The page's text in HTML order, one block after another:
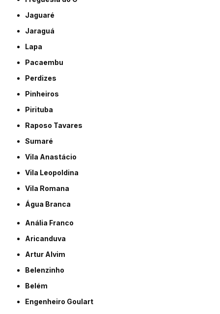
Jaguaré
Jaraguá
Lapa
Pacaembu
Perdizes
Pinheiros
Pirituba
Raposo Tavares
Sumaré
Vila Anastácio
Vila Leopoldina
Vila Romana
Água Branca
Anália Franco
Aricanduva
Artur Alvim
Belenzinho
Belém
Engenheiro Goulart